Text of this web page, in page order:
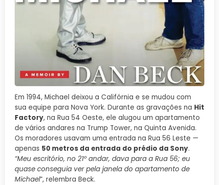
Em 1994, Michael deixou a Califórnia e se mudou com
sua equipe para Nova York. Durante as gravações na Hit
Factory, na Rua 54 Oeste, ele alugou um apartamento
de vários andares na Trump Tower, na Quinta Avenida.
Os moradores usavam uma entrada na Rua 56 Leste —
apenas 50 metros da entrada do prédio da Sony.
“Meu escritório, no 21º andar, dava para a Rua 56; eu
quase conseguia ver pela janela do apartamento de
Michael”, relembra Beck.